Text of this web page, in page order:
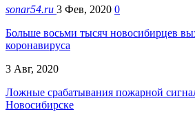
sonar54.ru 3 Фев, 2020 0
Больше восьми тысяч новосибирцев
коронавируса
3 Авг, 2020
Ложные срабатывания пожарной
Новосибирске